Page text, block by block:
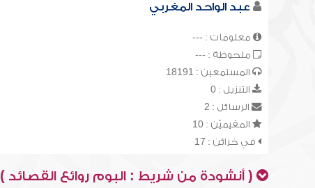
عبد الواحد المغربي
معلومات : ---
ملحوظة : ---
المستمعين : 18191
التنزيل : 0
الرسائل : 2
المقيميّن : 10
في خزائن : 17
( أنشودة من شريط : البوم روائع القصائد )